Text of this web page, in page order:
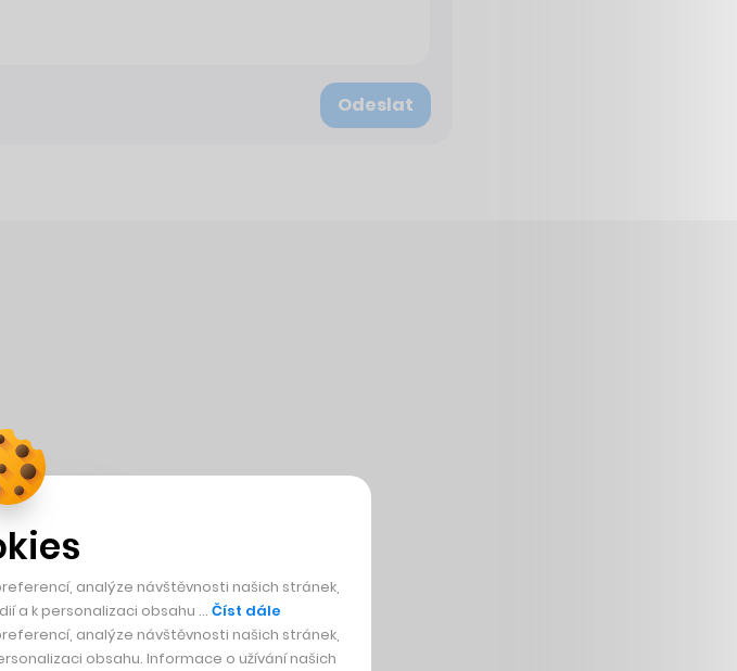
Odeslat
analýze návštěvnosti našich stránek,
a k personalizaci obsahu … Číst dále
analýze návštěvnosti našich stránek,
obsahu. Informace o užívání našich